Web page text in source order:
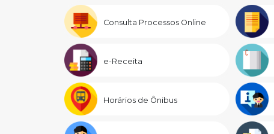
Consulta Processos Online
e-Receita
Horários de Ônibus